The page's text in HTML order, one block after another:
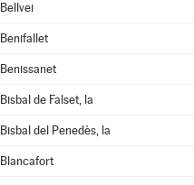
Bellvei
Benifallet
Benissanet
Bisbal de Falset, la
Bisbal del Penedès, la
Blancafort